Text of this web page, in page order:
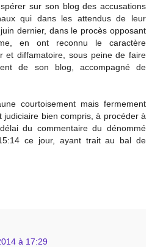
sur son blog des accusations
qui dans les attendus de leur
dernier, dans le procès opposant
en ont reconnu le caractère
et diffamatoire, sous peine de faire
de son blog, accompagné de
courtoisement mais fermement
judiciaire bien compris, à procéder à
du commentaire du dénommé
ce jour, ayant trait au bal de
à 17:29